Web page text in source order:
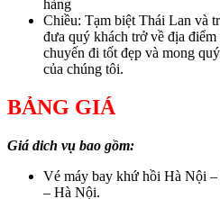
hàng
Chiều: Tạm biệt Thái Lan và
đưa quý khách trở về địa điểm
chuyến đi tốt đẹp và mong
của chúng tôi.
BẢNG GIÁ
Giá dich vụ bao gồm:
Vé máy bay khứ hồi Hà Nội
– Hà Nội.